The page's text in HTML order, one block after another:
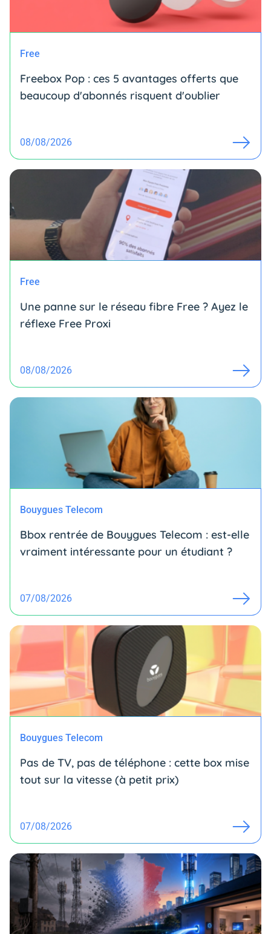
Free
Freebox Pop : ces 5 avantages offerts que
beaucoup d'abonnés risquent d'oublier
08/08/2026
Free
Une panne sur le réseau fibre Free ? Ayez le
réflexe Free Proxi
08/08/2026
Bouygues Telecom
Bbox rentrée de Bouygues Telecom : est-elle
vraiment intéressante pour un étudiant ?
07/08/2026
Bouygues Telecom
Pas de TV, pas de téléphone : cette box mise
tout sur la vitesse (à petit prix)
07/08/2026